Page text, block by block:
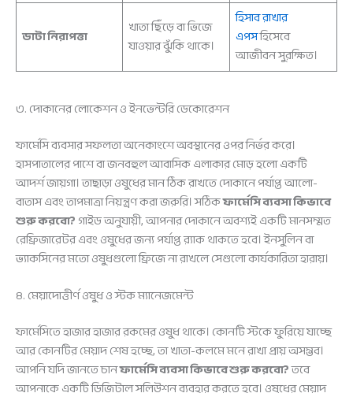
ডাটা নিরাপত্তা
খাতা ছিঁড়ে বা ভিজে
যাওয়ার ঝুঁকি থাকে।
হিসাব রাখার
এপসহিসেবে
আজীবন সুরক্ষিত।
৩. দোকানের লোকেশন ও ইনভেন্টরি ডেকোরেশন
ফার্মেসি ব্যবসার সফলতা অনেকাংশে অবস্থানের ওপর নির্ভর করে।
হাসপাতালের পাশে বা জনবহুল আবাসিক এলাকার মোড় হলো একটি
আদর্শ জায়গা। তাছাড়া ওষুধের মান ঠিক রাখতে দোকানে পর্যাপ্ত আলো-
বাতাস এবং তাপমাত্রা নিয়ন্ত্রণ করা জরুরি। সঠিকফার্মেসি ব্যবসা কিভাবে
শুরু করবো?গাইড অনুযায়ী, আপনার দোকানে অবশ্যই একটি মানসম্মত
রেফ্রিজারেটর এবং ওষুধের জন্য পর্যাপ্ত র‍্যাক থাকতে হবে। ইনসুলিন বা
ভ্যাকসিনের মতো ওষুধগুলো ফ্রিজে না রাখলে সেগুলো কার্যকারিতা হারায়।
৪. মেয়াদোত্তীর্ণ ওষুধ ও স্টক ম্যানেজমেন্ট
ফার্মেসিতে হাজার হাজার রকমের ওষুধ থাকে। কোনটি স্টকে ফুরিয়ে যাচ্ছে
আর কোনটির মেয়াদ শেষ হচ্ছে, তা খাতা-কলমে মনে রাখা প্রায় অসম্ভব।
আপনি যদি জানতে চানফার্মেসি ব্যবসা কিভাবে শুরু করবো?তবে